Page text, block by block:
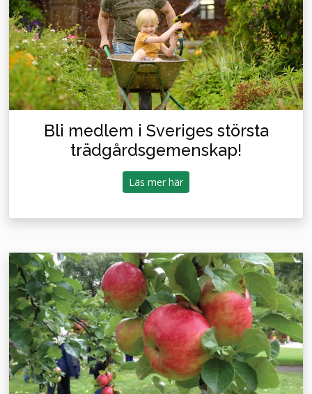
Bli medlem i Sveriges största
trädgårdsgemenskap!
Läs mer här